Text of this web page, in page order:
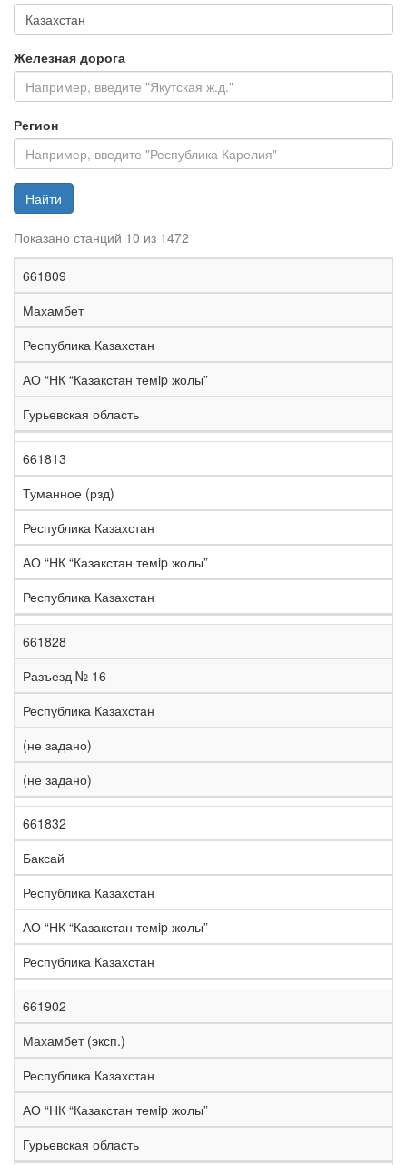
Железная дорога
Регион
Найти
Показано станций 10 из 1472
К
о
д
Н
а
з
в
а
н
и
е
С
т
а
н
а
е
е
з
н
а
я
д
о
о
г
а
Р
е
и
н
661809
Махамбет
Республика Казахстан
АО “НК “Казакстан темip жолы”
Гурьевская область
661813
Туманное (рзд)
Республика Казахстан
АО “НК “Казакстан темip жолы”
Республика Казахстан
661828
Разъезд № 16
Республика Казахстан
(не задано)
(не задано)
661832
Баксай
Республика Казахстан
АО “НК “Казакстан темip жолы”
Республика Казахстан
661902
Махамбет (эксп.)
Республика Казахстан
АО “НК “Казакстан темip жолы”
Гурьевская область